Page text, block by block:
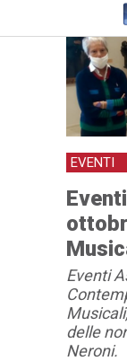
EVENTI
Eventi
delle
Neroni.